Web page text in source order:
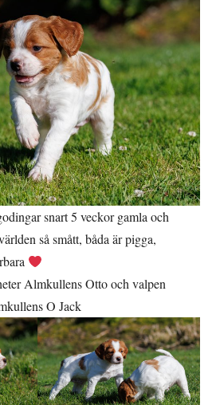
snart 5 veckor gamla och
så smått, båda är pigga,
Almkullens Otto och valpen
O Jack